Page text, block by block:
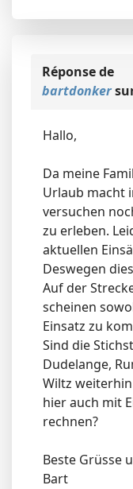
Réponse de
bartdonker
Hallo,
Da meine
Urlaub macht
versuchen
zu erleben.
aktuellen
Deswegen
Auf der
scheinen
Einsatz zu
Sind die
Dudelange,
Wiltz
hier auch mit
rechnen?
Beste Grüsse
Bart